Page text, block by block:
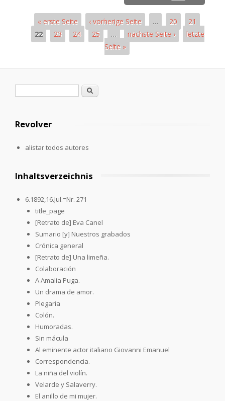
« erste Seite ‹ vorherige Seite … 20
21
22
23 24 25 … nächste Seite ›
letzte
Seite »
Formulario de búsqueda
Buscar
Revolver
alistar todos autores
Inhaltsverzeichnis
6.1892,16.Jul.=Nr. 271
title_page
[Retrato de] Eva Canel
Sumario [y] Nuestros grabados
Crónica general
[Retrato de] Una limeña.
Colaboración
A Amalia Puga.
Un drama de amor.
Plegaria
Colón.
Humoradas.
Sin mácula
Al eminente actor italiano Giovanni Emanuel
Correspondencia.
La niña del violín.
Velarde y Salaverry.
El anillo de mi mujer.